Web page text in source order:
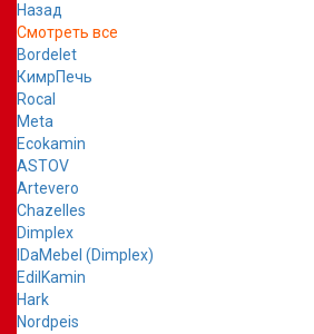
Назад
Смотреть все
Bordelet
КимрПечь
Rocal
Meta
Ecokamin
ASTOV
Artevero
Chazelles
Dimplex
IDaMebel (Dimplex)
EdilKamin
Hark
Nordpeis